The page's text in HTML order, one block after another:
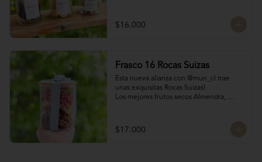
$16.000
Frasco 16 Rocas Suizas
Esta nueva alianza con @mun_cl trae
unas exquisitas Rocas Suizas!
Los mejores frutos secos Almendra,
4 tipos de chocolate
Chocolate Bitter
$17.000